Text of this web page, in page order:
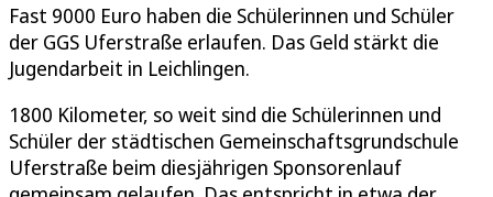
Fast 9000 Euro haben die Schülerinnen und Schüler
der GGS Uferstraße erlaufen. Das Geld stärkt die
Jugendarbeit in Leichlingen.
1800 Kilometer, so weit sind die Schülerinnen und
Schüler der städtischen Gemeinschaftsgrundschule
Uferstraße beim diesjährigen Sponsorenlauf